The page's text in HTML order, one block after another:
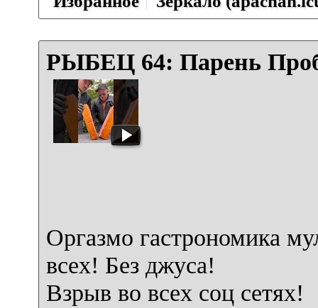
РЫБЕЦ 64: Парень
Оргазмо гастрономика
всех! Без джуса!
Взрыв во всех соц сетях!